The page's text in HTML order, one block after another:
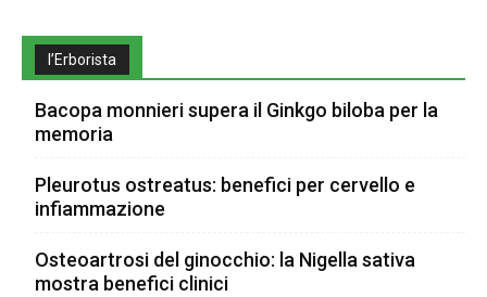
l’Erborista
Bacopa monnieri supera il Ginkgo biloba per la
memoria
Pleurotus ostreatus: benefici per cervello e
infiammazione
Osteoartrosi del ginocchio: la Nigella sativa
mostra benefici clinici